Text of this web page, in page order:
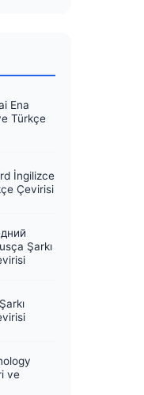
Ena
Türkçe
İngilizce
Çevirisi
Şarkı
ve